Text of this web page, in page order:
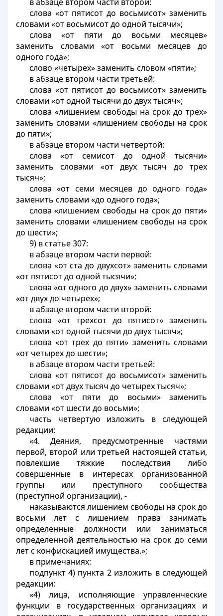
слова «от пятисот до восьмисот» заменить
словами «от восьмисот до одной тысячи»;
слова «от пяти до восьми месяцев»
заменить словами «от восьми месяцев до
одного года»;
слово «четырех» заменить словом «пяти»;
в абзаце втором части третьей:
слова «от пятисот до восьмисот» заменить
словами «от одной тысячи до двух тысяч»;
слова «лишением свободы на срок до трех»
заменить словами «лишением свободы на срок
до пяти»;
в абзаце втором части четвертой:
слова «от семисот до одной тысячи»
заменить словами «от двух тысяч до трех
тысяч»;
слова «от семи месяцев до одного года»
заменить словами «до одного года»;
слова «лишением свободы на срок до пяти»
заменить словами «лишением свободы на срок
до шести»;
9) в статье 307:
в абзаце втором части первой:
слова «от ста до двухсот» заменить словами
«от пятисот до одной тысячи»;
слова «от одного до двух» заменить словами
«от двух до четырех»;
в абзаце втором части второй:
слова «от трехсот до пятисот» заменить
словами «от одной тысячи до двух тысяч»;
слова «от трех до пяти» заменить словами
«от четырех до шести»;
в абзаце втором части третьей:
слова «от пятисот до восьмисот» заменить
словами «от двух тысяч до четырех тысяч»;
слова «от пяти до восьми» заменить
словами «от шести до восьми»;
часть четвертую изложить в следующей
редакции:
«4. Деяния, предусмотренные частями
первой, второй или третьей настоящей статьи,
повлекшие тяжкие последствия либо
совершенные в интересах организованной
группы или преступного сообщества
(преступной организации), -
наказываются лишением свободы на срок до
восьми лет с лишением права занимать
определенные должности или заниматься
определенной деятельностью на срок до семи
лет с конфискацией имущества.»;
в примечаниях:
подпункт 4) пункта 2 изложить в следующей
редакции:
«4) лица, исполняющие управленческие
функции в государственных организациях и